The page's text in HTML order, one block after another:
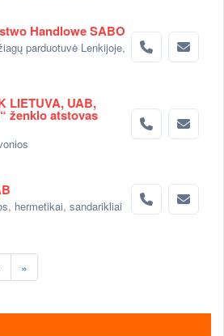
Handlowe SABO
parduotuvė Lenkijoje,
LIETUVA, UAB,
ženklo atstovas
hermetikai, sandarikliai
»